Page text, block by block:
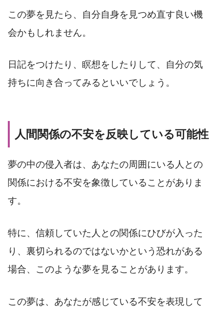
この夢を見たら、自分自身を見つめ直す良い機
会かもしれません。
日記をつけたり、瞑想をしたりして、自分の気
持ちに向き合ってみるといいでしょう。
人間関係の不安を反映している可能性
夢の中の侵入者は、あなたの周囲にいる人との
関係における不安を象徴していることがありま
す。
特に、信頼していた人との関係にひびが入った
り、裏切られるのではないかという恐れがある
場合、このような夢を見ることがあります。
この夢は、あなたが感じている不安を表現して